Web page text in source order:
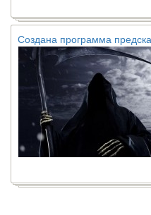
Создана программа
Зарплата врачей в 2018